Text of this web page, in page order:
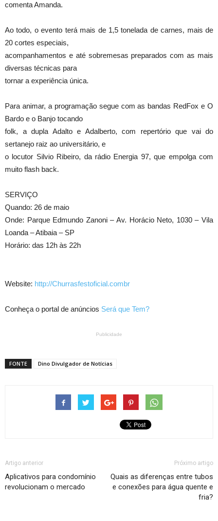
comenta Amanda.
Ao todo, o evento terá mais de 1,5 tonelada de carnes, mais de
20 cortes especiais,
acompanhamentos e até sobremesas preparados com as mais
diversas técnicas para
tornar a experiência única.
Para animar, a programação segue com as bandas RedFox e O
Bardo e o Banjo tocando
folk, a dupla Adalto e Adalberto, com repertório que vai do
sertanejo raiz ao universitário, e
o locutor Silvio Ribeiro, da rádio Energia 97, que empolga com
muito flash back.
SERVIÇO
Quando: 26 de maio
Onde: Parque Edmundo Zanoni – Av. Horácio Neto, 1030 – Vila
Loanda – Atibaia – SP
Horário: das 12h às 22h
Website: http://Churrasfestoficial.combr
Conheça o portal de anúncios Será que Tem?
Publicidade
FONTE Dino Divulgador de Notícias
Artigo anterior
Aplicativos para condomínio
revolucionam o mercado
Próximo artigo
Quais as diferenças entre tubos
e conexões para água quente e
fria?